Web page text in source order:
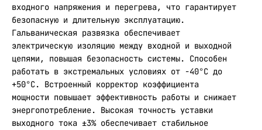
входного напряжения и перегрева, что гарантирует
безопасную и длительную эксплуатацию.
Гальваническая развязка обеспечивает
электрическую изоляцию между входной и выходной
цепями, повышая безопасность системы. Способен
работать в экстремальных условиях от -40°С до
+50°С. Встроенный корректор коэффициента
мощности повышает эффективность работы и снижает
энергопотребление. Высокая точность уставки
выходного тока ±3% обеспечивает стабильное